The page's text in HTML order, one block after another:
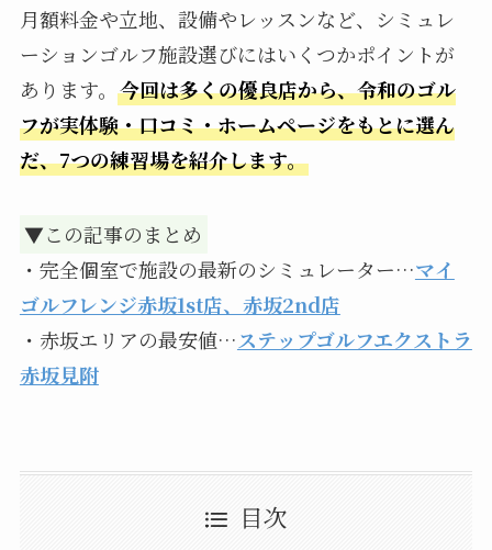
月額料金や立地、設備やレッスンなど、シミュレ
ーションゴルフ施設選びにはいくつかポイントが
あります。 今回は多くの優良店から、令和のゴル
フが実体験・口コミ・ホームページをもとに選ん
だ、7つの練習場を紹介します。
▼この記事のまとめ
・完全個室で施設の最新のシミュレーター…マイ
ゴルフレンジ赤坂1st店、赤坂2nd店
・赤坂エリアの最安値…ステップゴルフエクストラ
赤坂見附
目次